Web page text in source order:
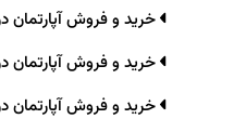
خرید و فروش آپارتمان
خرید و فروش آپارتمان
خرید و فروش آپارتمان